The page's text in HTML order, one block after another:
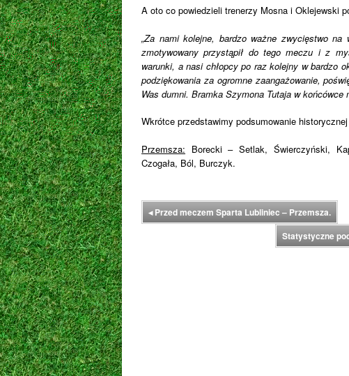
A oto co powiedzieli trenerzy Mosna i Oklejewski
„Za nami kolejne, bardzo ważne zwycięstwo
zmotywowany przystąpił do tego meczu i z
warunki, a nasi chłopcy po raz kolejny w bardzo
podziękowania za ogromne zaangażowanie,
Was dumni. Bramka Szymona Tutaja w
Wkrótce przedstawimy podsumowanie
Przemsza: Borecki – Setlak, Świerczyński,
Czogała, Ból, Burczyk.
◂Przed meczem Sparta Lubliniec – Przemsza.
Statystyczne